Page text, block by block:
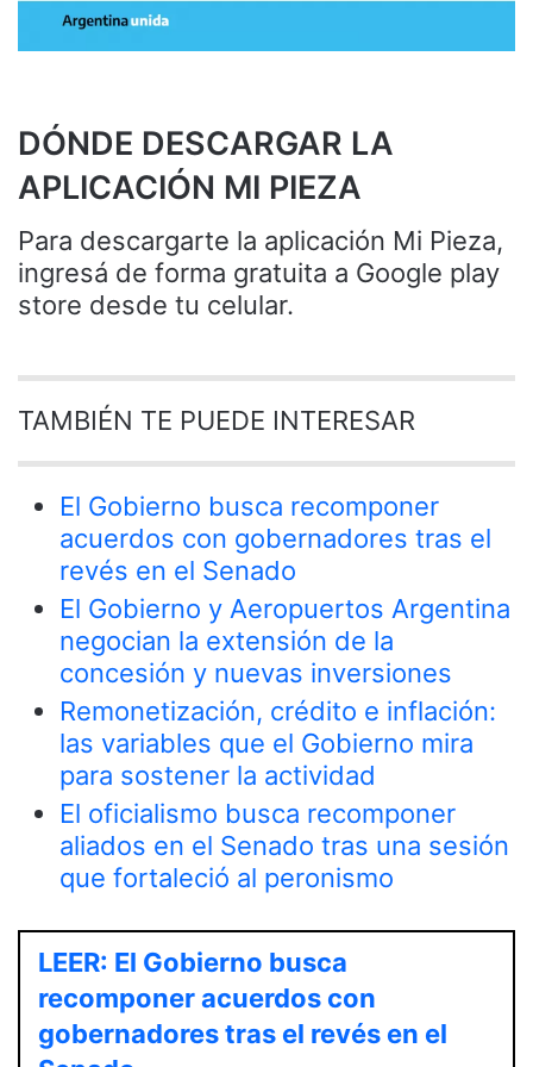
DÓNDE DESCARGAR LA
APLICACIÓN MI PIEZA
Para descargarte la aplicación Mi Pieza,
ingresá de forma gratuita a Google play
store desde tu celular.
TAMBIÉN TE PUEDE INTERESAR
El Gobierno busca recomponer
acuerdos con gobernadores tras el
revés en el Senado
El Gobierno y Aeropuertos Argentina
negocian la extensión de la
concesión y nuevas inversiones
Remonetización, crédito e inflación:
las variables que el Gobierno mira
para sostener la actividad
El oficialismo busca recomponer
aliados en el Senado tras una sesión
que fortaleció al peronismo
LEER: El Gobierno busca
recomponer acuerdos con
gobernadores tras el revés en el